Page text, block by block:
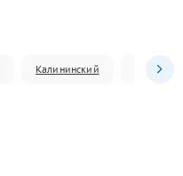
Калининский